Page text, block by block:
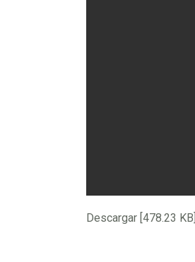
Descargar [478.23 KB]